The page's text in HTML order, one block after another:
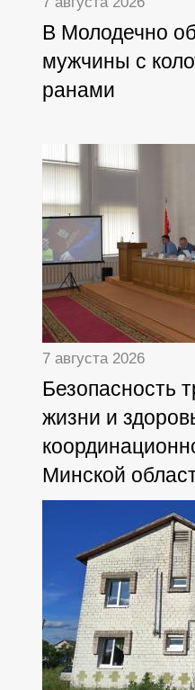
В Молодечно
мужчины с
ранами
7 августа 2026
Безопасность
жизни и
Минской